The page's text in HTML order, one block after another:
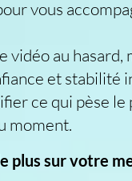
vous
vidéo au
et stabilité
ce qui pèse
moment.
plus sur votre